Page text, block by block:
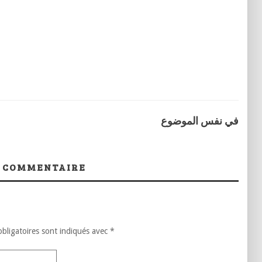
في نفس الموضوع
sont indiqués avec *